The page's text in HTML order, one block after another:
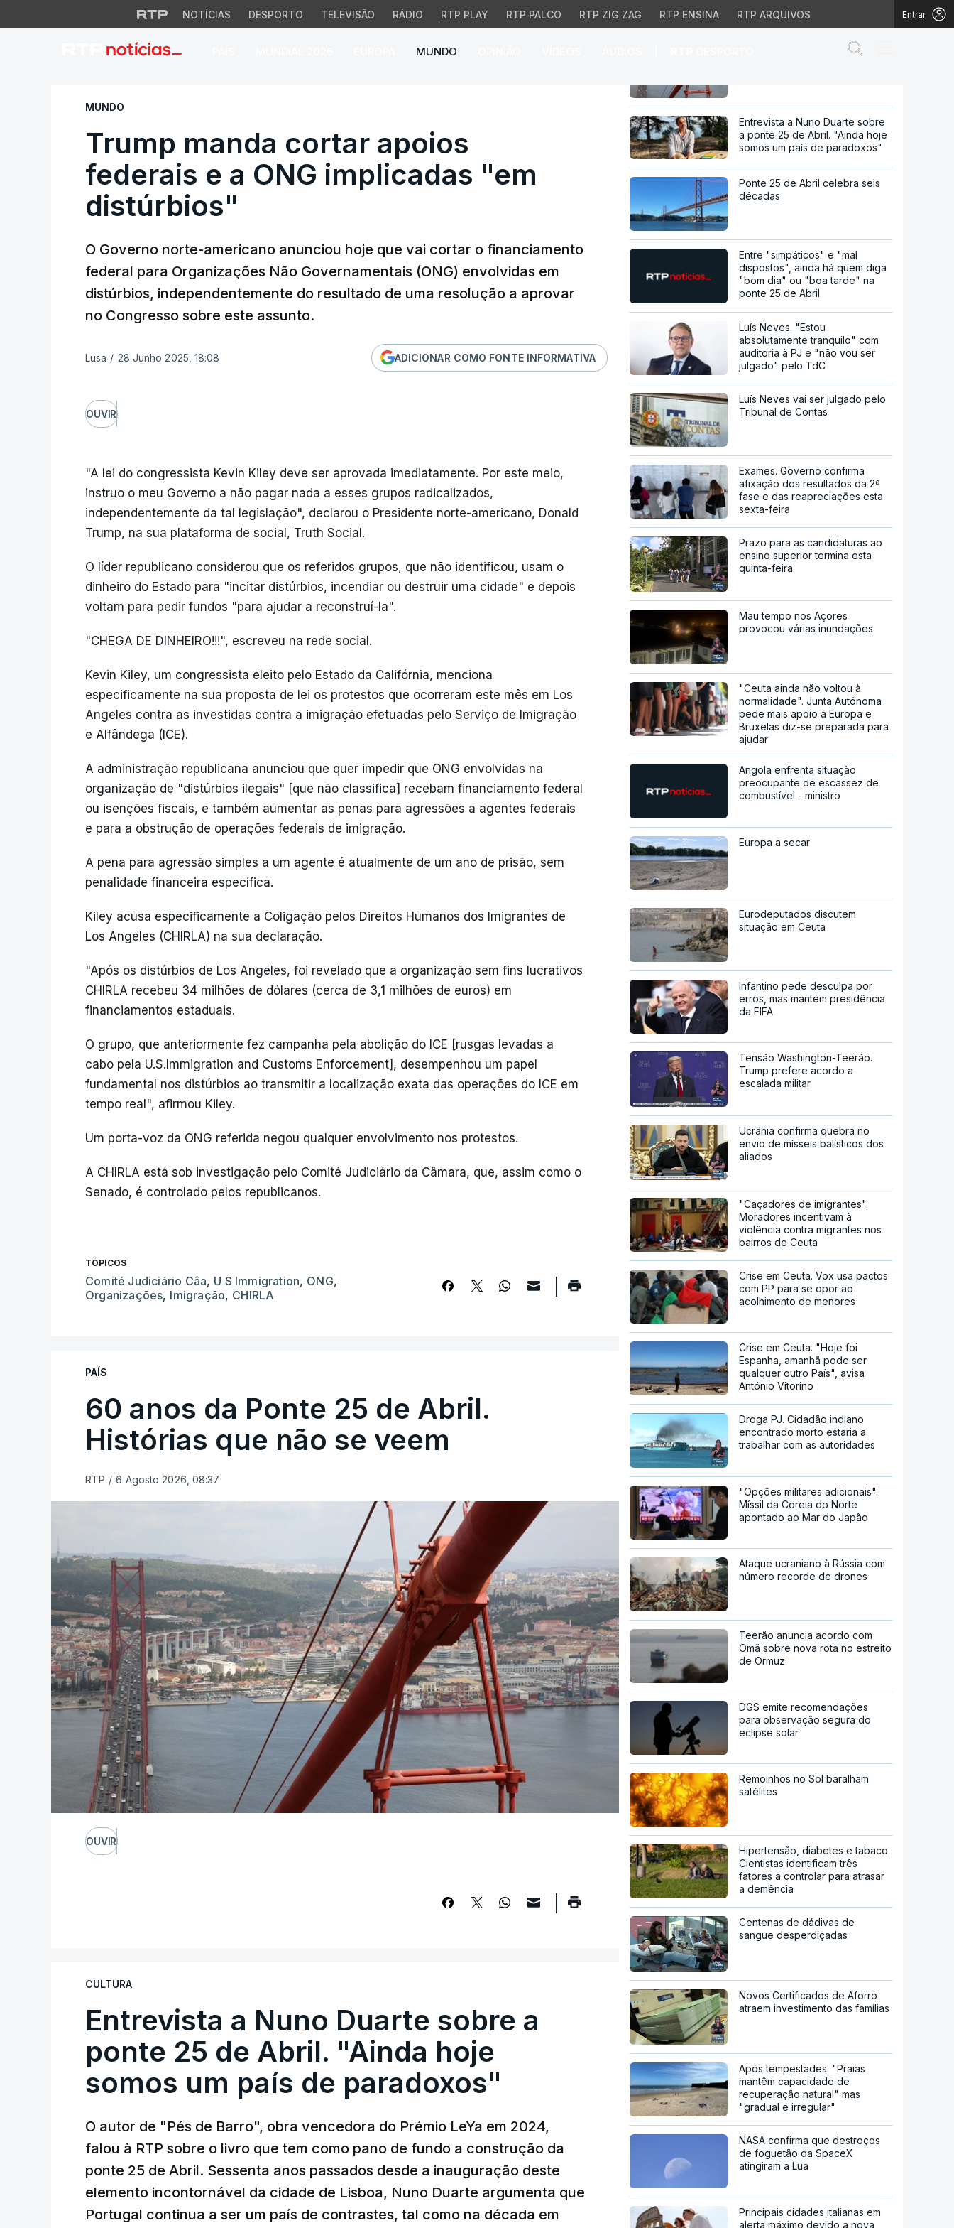
NOTÍCIAS DESPORTO TELEVISÃO RÁDIO RTP PLAY RTP PALCO RTP ZIG ZAG RTP ENSINA RTP ARQUIVOS Entrar
MUNDO
Trump manda cortar apoios federais e a ONG implicadas "em
MUNDO
Trump manda cortar apoios
federais e a ONG implicadas "em
distúrbios"
O Governo norte-americano anunciou hoje que vai cortar o financiamento
federal para Organizações Não Governamentais (ONG) envolvidas em
distúrbios, independentemente do resultado de uma resolução a aprovar
no Congresso sobre este assunto.
Lusa / 28 Junho 2025, 18:08 ADICIONAR COMO FONTE INFORMATIVA
OUVIR
"A lei do congressista Kevin Kiley deve ser aprovada imediatamente. Por este meio,
instruo o meu Governo a não pagar nada a esses grupos radicalizados,
independentemente da tal legislação", declarou o Presidente norte-americano, Donald
Trump, na sua plataforma de social, Truth Social.
O líder republicano considerou que os referidos grupos, que não identificou, usam o
dinheiro do Estado para "incitar distúrbios, incendiar ou destruir uma cidade" e depois
voltam para pedir fundos "para ajudar a reconstruí-la".
"CHEGA DE DINHEIRO!!!", escreveu na rede social.
Kevin Kiley, um congressista eleito pelo Estado da Califórnia, menciona
especificamente na sua proposta de lei os protestos que ocorreram este mês em Los
Angeles contra as investidas contra a imigração efetuadas pelo Serviço de Imigração
e Alfândega (ICE).
A administração republicana anunciou que quer impedir que ONG envolvidas na
organização de "distúrbios ilegais" [que não classifica] recebam financiamento federal
ou isenções fiscais, e também aumentar as penas para agressões a agentes federais
e para a obstrução de operações federais de imigração.
A pena para agressão simples a um agente é atualmente de um ano de prisão, sem
penalidade financeira específica.
Kiley acusa especificamente a Coligação pelos Direitos Humanos dos Imigrantes de
Los Angeles (CHIRLA) na sua declaração.
"Após os distúrbios de Los Angeles, foi revelado que a organização sem fins lucrativos
CHIRLA recebeu 34 milhões de dólares (cerca de 3,1 milhões de euros) em
financiamentos estaduais.
O grupo, que anteriormente fez campanha pela abolição do ICE [rusgas levadas a
cabo pela U.S.Immigration and Customs Enforcement], desempenhou um papel
fundamental nos distúrbios ao transmitir a localização exata das operações do ICE em
tempo real", afirmou Kiley.
Um porta-voz da ONG referida negou qualquer envolvimento nos protestos.
A CHIRLA está sob investigação pelo Comité Judiciário da Câmara, que, assim como o
Senado, é controlado pelos republicanos.
TÓPICOS
Comité Judiciário Câa, U S Immigration, ONG,
Organizações, Imigração, CHIRLA
PAÍS
60 anos da Ponte 25 de Abril.
Histórias que não se veem
RTP / 6 Agosto 2026, 08:37
OUVIR
CULTURA
Entrevista a Nuno Duarte sobre a
ponte 25 de Abril. "Ainda hoje
somos um país de paradoxos"
O autor de "Pés de Barro", obra vencedora do Prémio LeYa em 2024,
falou à RTP sobre o livro que tem como pano de fundo a construção da
ponte 25 de Abril. Sessenta anos passados desde a inauguração deste
elemento incontornável da cidade de Lisboa, Nuno Duarte argumenta que
Portugal continua a ser um país de contrastes, tal como na década em
Trump manda cortar apoios
federais e a ONG implicadas
"em distúrbios"
60 anos da ponte 25 de Abril.
Histórias que não se veem
Entrevista a Nuno Duarte sobre
a ponte 25 de Abril. "Ainda hoje
somos um país de paradoxos"
Ponte 25 de Abril celebra seis
décadas
Entre "simpáticos" e "mal
dispostos", ainda há quem diga
"bom dia" ou "boa tarde" na
Luís Neves. "Estou
absolutamente tranquilo" com
auditoria à PJ e "não vou ser
julgado" pelo TdC
Luís Neves vai ser julgado pelo
Tribunal de Contas
Exames. Governo confirma
afixação dos resultados da 2ª
fase e das reapreciações esta
sexta-feira
Prazo para as candidaturas ao
ensino superior termina esta
quinta-feira
Mau tempo nos Açores
provocou várias inundações
normalidade". Junta Autónoma
pede mais apoio à Europa e
Angola enfrenta situação
preocupante de escassez de
combustível - ministro
Europa a secar
Eurodeputados discutem
situação em Ceuta
Infantino pede desculpa por
erros, mas mantém presidência
da FIFA
Trump prefere acordo a
escalada militar
Ucrânia confirma quebra no
envio de mísseis balísticos dos
aliados
"Caçadores de imigrantes".
Moradores incentivam à
violência contra migrantes nos
bairros de Ceuta
Crise em Ceuta. Vox usa pactos
com PP para se opor ao
acolhimento de menores
Crise em Ceuta. "Hoje foi
Espanha, amanhã pode ser
qualquer outro País", avisa
António Vitorino
Droga PJ. Cidadão indiano
encontrado morto estaria a
trabalhar com as autoridades
"Opções militares adicionais".
Míssil da Coreia do Norte
apontado ao Mar do Japão
Ataque ucraniano à Rússia com
número recorde de drones
Teerão anuncia acordo com
Omã sobre nova rota no estreito
de Ormuz
DGS emite recomendações
para observação segura do
eclipse solar
Remoinhos no Sol baralham
satélites
Hipertensão, diabetes e tabaco.
Cientistas identificam três
fatores a controlar para atrasar
sangue desperdiçadas
Novos Certificados de Aforro
atraem investimento das famílias
Após tempestades. "Praias
mantêm capacidade de
recuperação natural" mas